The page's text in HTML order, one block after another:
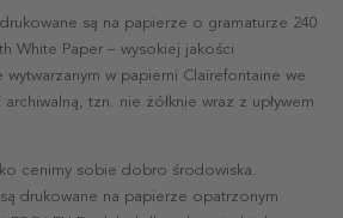
są na papierze o gramaturze 240
White Paper – wysokiej jakości
w papierni Clairefontaine we
tzn. nie żółknie wraz z upływem
cenimy sobie dobro środowiska.
drukowane na papierze opatrzonym